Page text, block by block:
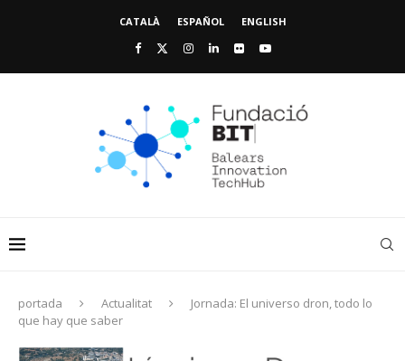
CATALÀ ESPAÑOL ENGLISH
portada Actualitat
Jornada: El universo dron, todo lo
que hay que saber